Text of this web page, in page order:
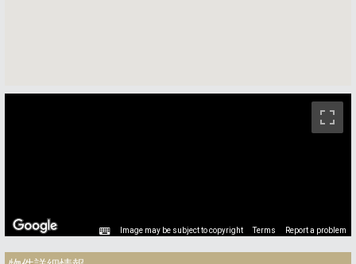
Image may be subject to copyright Terms Report a problem